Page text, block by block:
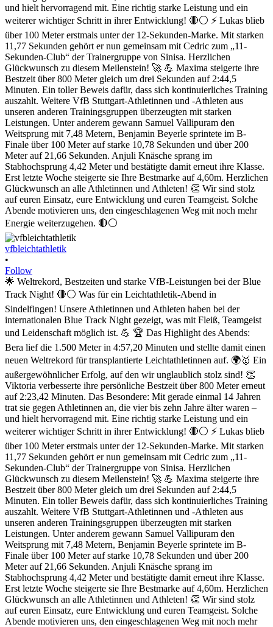
vfbleichtathletik
•
Follow
🌟 Weltrekord, Bestzeiten und starke VfB-Leistungen bei der Blue
Track Night! 🔴⚪ Was für ein Leichtathletik-Abend in
Sindelfingen! Unsere Athletinnen und Athleten haben bei der
internationalen Blue Track Night gezeigt, was mit Fleiß, Teamgeist
und Leidenschaft möglich ist. 💪 🏆 Das Highlight des Abends:
Bera lief die 1.500 Meter in 4:57,20 Minuten und stellte damit einen
neuen Weltrekord für transplantierte Leichtathletinnen auf. 🌍🥇 Ein
außergewöhnlicher Erfolg, auf den wir unglaublich stolz sind! 👏
Viktoria verbesserte ihre persönliche Bestzeit über 800 Meter erneut
auf 2:23,42 Minuten. Das Besondere: Mit gerade einmal 14 Jahren
trat sie gegen Athletinnen an, die vier bis zehn Jahre älter waren –
und hielt hervorragend mit. Eine richtig starke Leistung und ein
weiterer wichtiger Schritt in ihrer Entwicklung! 🔴⚪ ⚡ Lukas blieb
über 100 Meter erstmals unter der 12-Sekunden-Marke. Mit starken
11,77 Sekunden gehört er nun gemeinsam mit Cedric zum „11-
Sekunden-Club“ der Trainergruppe von Sinisa. Herzlichen
Glückwunsch zu diesem Meilenstein! 🚀 💪 Maxima steigerte ihre
Bestzeit über 800 Meter gleich um drei Sekunden auf 2:44,5
Minuten. Ein toller Beweis dafür, dass sich kontinuierliches Training
auszahlt. Weitere VfB Stuttgart-Athletinnen und -Athleten aus
unseren anderen Trainingsgruppen überzeugten mit starken
Leistungen. Unter anderem gewann Samuel Vallipuram den
Weitsprung mit 7,48 Metern, Benjamin Beyerle sprintete im B-
Finale über 100 Meter auf starke 10,78 Sekunden und über 200
Meter auf 21,66 Sekunden. Anjuli Knäsche sprang im
Stabhochsprung 4,42 Meter und bestätigte damit erneut ihre Klasse.
Erst letzte Woche steigerte sie Ihre Bestmarke auf 4,60m. Herzlichen
Glückwunsch an alle Athletinnen und Athleten! 👏 Wir sind stolz
auf euren Einsatz, eure Entwicklung und euren Teamgeist. Solche
Abende motivieren uns, den eingeschlagenen Weg mit noch mehr